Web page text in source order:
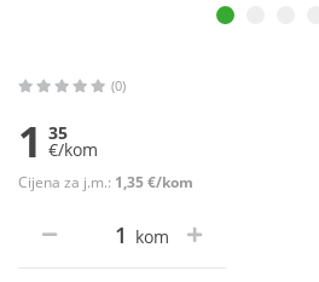
(0)
1 35
€/kom
Cijena za j.m.: 1,35 €/kom
kom